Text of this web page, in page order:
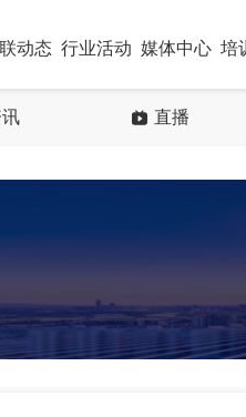
动态 行业活动 媒体中心 培
直播